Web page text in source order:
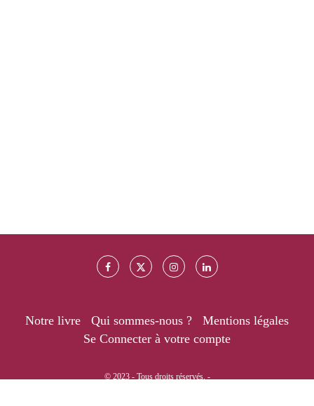
Notre livre Qui sommes-nous ?
Mentions légales
Se Connecter à votre compte
© 2023 - Tous droits réservés. -